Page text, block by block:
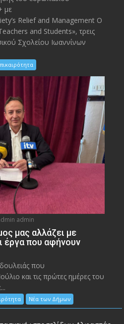
με
Relief and Management O
and Students», τρεις
Σχολείου Ιωαννίνων
admin
μας αλλάζει με
έργα που αφήνουν
που
και τις πρώτες ημέρες του
Νέα των Δήμων